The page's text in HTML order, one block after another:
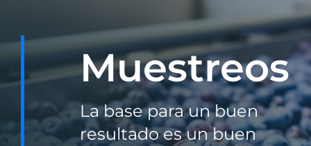
Acreditaciones
Agro
Muestreos
La base para un buen
resultado es un buen